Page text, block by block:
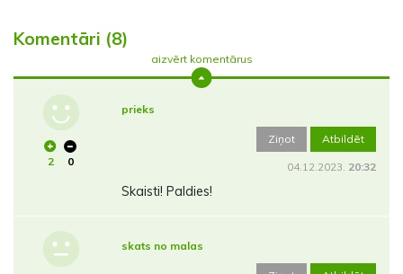
Komentāri (8)
aizvērt komentārus
2 0
prieks
Ziņot Atbildēt
04.12.2023. 20:32
Skaisti! Paldies!
skats no malas